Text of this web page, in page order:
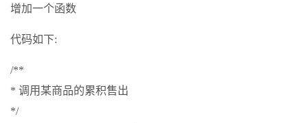
增加一个函数
代码如下:
/**
* 调用某商品的累积售出
*/